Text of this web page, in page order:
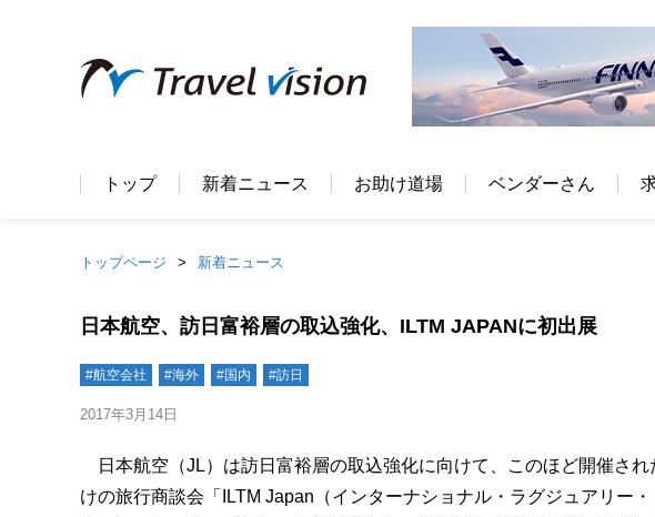
トップ 新着ニュース お助け道場 ベンダーさん
トップページ 新着ニュース
日本航空、訪日富裕層の取込強化、ILTM JAPANに初出展
#航空会社 #海外 #国内 #訪日
2017年3月14日
日本航空（JL）は訪日富裕層の取込強化に向けて、このほど開催され
けの旅行商談会「ILTM Japan（インターナショナル・ラグジュアリー・